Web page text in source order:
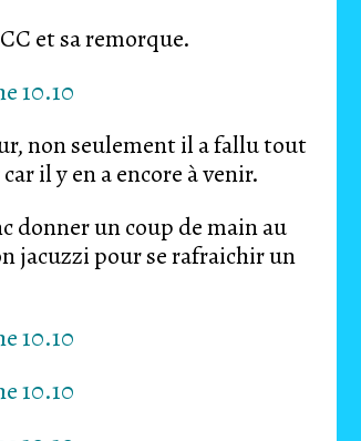
et sa remorque.
non seulement il a fallu tout
il y en a encore à venir.
donner un coup de main au
jacuzzi pour se rafraichir un